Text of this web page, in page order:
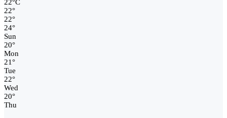
22°C
22°
22°
24°
Sun
20°
Mon
21°
Tue
22°
Wed
20°
Thu